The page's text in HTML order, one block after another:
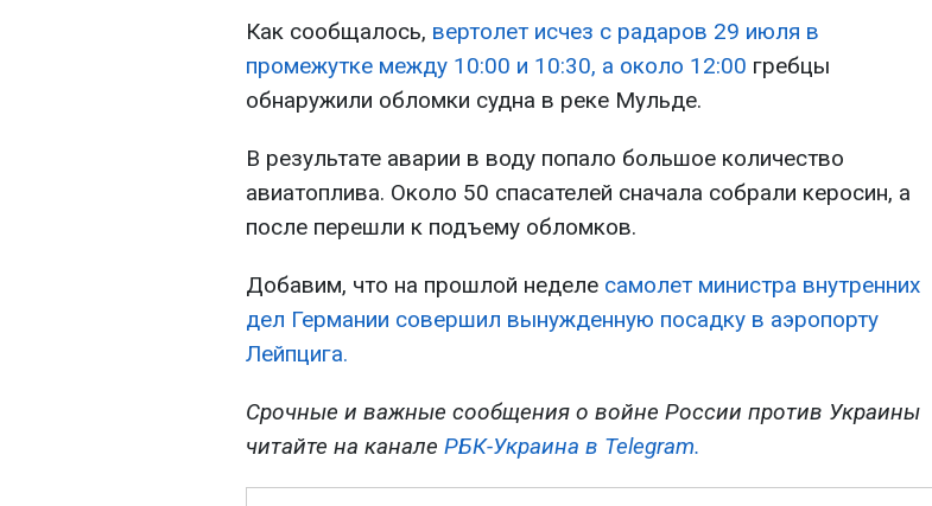
Как сообщалось, вертолет исчез с радаров 29 июля в
промежутке между 10:00 и 10:30, а около 12:00 гребцы
обнаружили обломки судна в реке Мульде.
В результате аварии в воду попало большое количество
авиатоплива. Около 50 спасателей сначала собрали керосин, а
после перешли к подъему обломков.
Добавим, что на прошлой неделе самолет министра внутренних
дел Германии совершил вынужденную посадку в аэропорту
Лейпцига.
Срочные и важные сообщения о войне России против Украины
читайте на канале РБК-Украина в Telegram.